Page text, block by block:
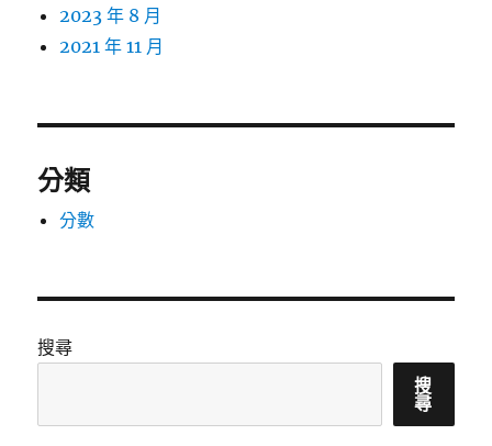
2023 年 8 月
2021 年 11 月
分類
分數
搜尋
搜
尋